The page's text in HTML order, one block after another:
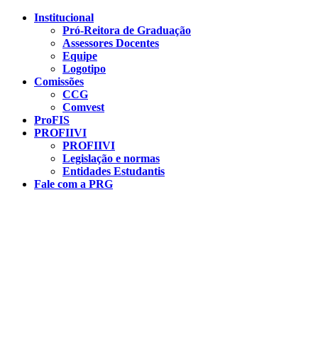
Conteúdo principal
Institucional
Pró-Reitora de Graduação
Assessores Docentes
Equipe
Logotipo
Comissões
CCG
Comvest
ProFIS
PROFIIVI
PROFIIVI
Legislação e normas
Entidades Estudantis
Fale com a PRG